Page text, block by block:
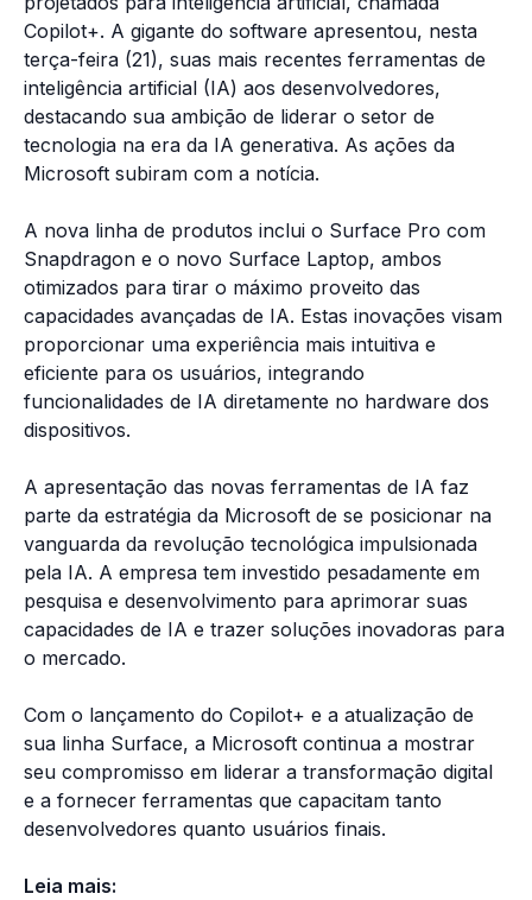
Copilot+. A gigante do software apresentou, nesta
terça-feira (21), suas mais recentes ferramentas de
inteligência artificial (IA) aos desenvolvedores,
destacando sua ambição de liderar o setor de
tecnologia na era da IA generativa. As ações da
Microsoft subiram com a notícia.
A nova linha de produtos inclui o Surface Pro com
Snapdragon e o novo Surface Laptop, ambos
otimizados para tirar o máximo proveito das
capacidades avançadas de IA. Estas inovações visam
proporcionar uma experiência mais intuitiva e
eficiente para os usuários, integrando
funcionalidades de IA diretamente no hardware dos
dispositivos.
A apresentação das novas ferramentas de IA faz
parte da estratégia da Microsoft de se posicionar na
vanguarda da revolução tecnológica impulsionada
pela IA. A empresa tem investido pesadamente em
pesquisa e desenvolvimento para aprimorar suas
capacidades de IA e trazer soluções inovadoras para
o mercado.
Com o lançamento do Copilot+ e a atualização de
sua linha Surface, a Microsoft continua a mostrar
seu compromisso em liderar a transformação digital
e a fornecer ferramentas que capacitam tanto
desenvolvedores quanto usuários finais.
Leia mais: